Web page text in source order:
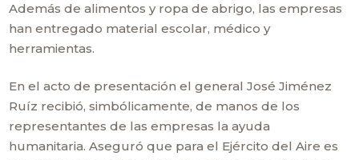
Además de alimentos y ropa de abrigo, las empresas
han entregado material escolar, médico y
herramientas.
En el acto de presentación el general José Jiménez
Ruíz recibió, simbólicamente, de manos de los
representantes de las empresas la ayuda
humanitaria. Aseguró que para el Ejército del Aire es